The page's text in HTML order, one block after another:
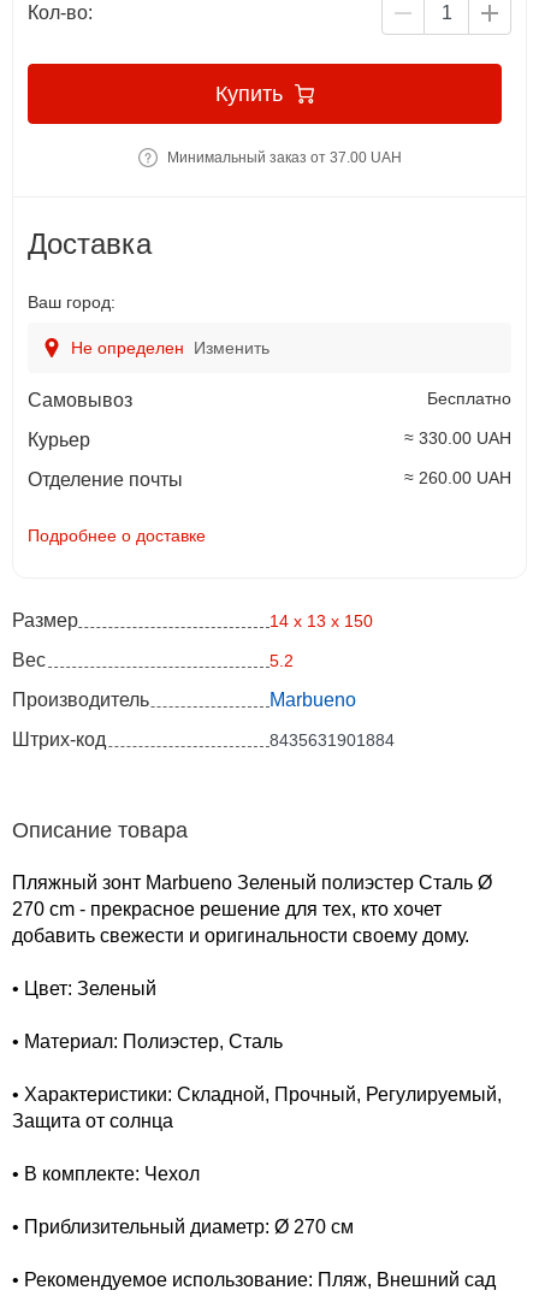
Кол-во:
Купить
Минимальный заказ от 37.00 UAH
Доставка
Ваш город:
Не определен Изменить
Самовывоз Бесплатно
Курьер ≈ 330.00 UAH
Отделение почты ≈ 260.00 UAH
Подробнее о доставке
Размер 14 x 13 x 150
Вес 5.2
Производитель
Marbueno
Штрих-код
8435631901884
Описание товара
Пляжный зонт Marbueno Зеленый полиэстер Сталь Ø
270 cm - прекрасное решение для тех, кто хочет
добавить свежести и оригинальности своему дому.
• Цвет: Зеленый
• Материал: Полиэстер, Сталь
• Характеристики: Складной, Прочный, Регулируемый,
Защита от солнца
• В комплекте: Чехол
• Приблизительный диаметр: Ø 270 см
• Рекомендуемое использование: Пляж, Внешний сад